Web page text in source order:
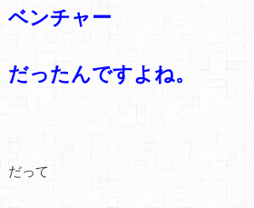
ベンチャー
だったんですよね。
だって